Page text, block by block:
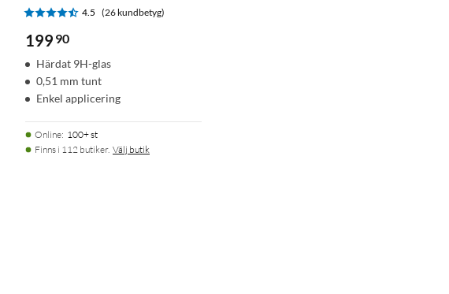
4.5 (26 kundbetyg)
199 90
Härdat 9H-glas
0,51 mm tunt
Enkel applicering
Online: 100+ st
Finns i 112 butiker. Välj butik